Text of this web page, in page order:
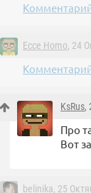
Ecce Homo, 24
KsRus,
Про
Вот
belinika, 25